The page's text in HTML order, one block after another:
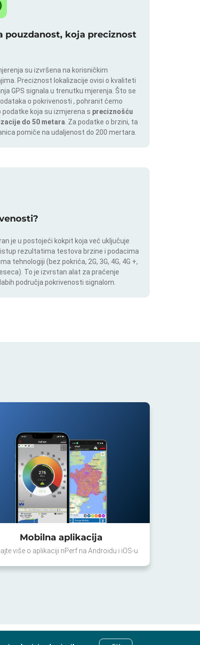
pouzdanost, koja preciznost
su izvršena na korisničkim
Preciznost lokalizacije ovisi o kvaliteti
GPS signala u trenutku mjerenja. Što se
o pokrivenosti , pohranit ćemo
podatke koja su izmjerena s preciznošću
do 50 metara . Za podatke o brzini, ta
pomiče na udaljenost do 200 mertara.
je u postojeći kokpit koja već uključuje
rezultatima testova brzine i podacima
tehnologiji (bez pokrića, 2G, 3G, 4G, 4G +,
To je izvrstan alat za praćenje
područja pokrivenosti signalom.
Mobilna aplikacija
više o aplikaciji nPerf na Androidu i iOS-u